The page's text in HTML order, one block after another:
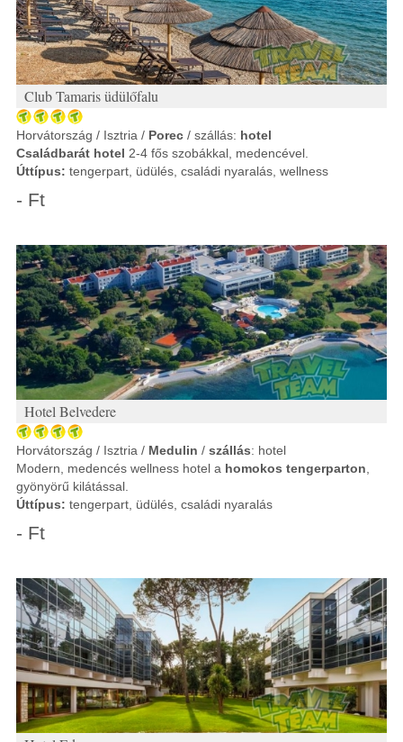
Club Tamaris üdülőfalu
Horvátország / Isztria / Porec / szállás: hotel
Családbarát hotel 2-4 fős szobákkal, medencével.
Úttípus: tengerpart, üdülés, családi nyaralás, wellness
- Ft
Hotel Belvedere
Horvátország / Isztria / Medulin / szállás: hotel
Modern, medencés wellness hotel a homokos tengerparton
gyönyörű kilátással.
Úttípus: tengerpart, üdülés, családi nyaralás
- Ft